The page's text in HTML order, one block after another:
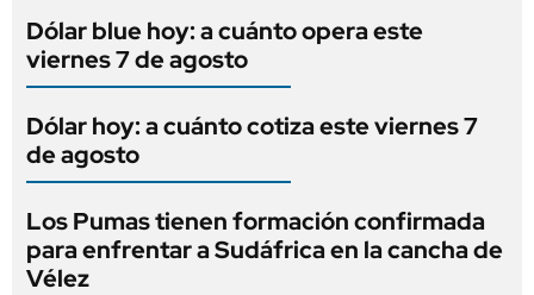
Dólar blue hoy: a cuánto opera este
viernes 7 de agosto
Dólar hoy: a cuánto cotiza este viernes 7
de agosto
Los Pumas tienen formación confirmada
para enfrentar a Sudáfrica en la cancha de
Vélez